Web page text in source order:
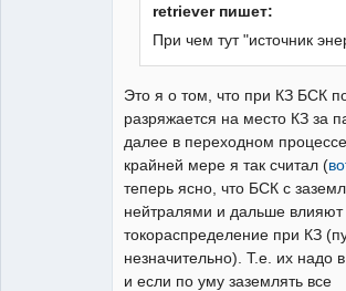
retriever пишет:
При чем тут "источник
Это я о том, что при КЗ БСК
разряжается на место КЗ за
далее в переходном
крайней мере я так считал (
теперь ясно, что БСК с
нейтралями и дальше влияют
токораспределение при КЗ
незначительно). Т.е. их надо
и если по уму заземлять все